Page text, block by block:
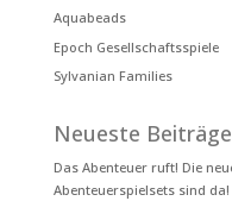
Aquabeads
Epoch Gesellschaftsspiele
Sylvanian Families
Neueste Beiträge
Das Abenteuer ruft! Die
Abenteuerspielsets sind da!